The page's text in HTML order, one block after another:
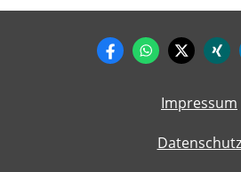
Impressum
Datenschutz